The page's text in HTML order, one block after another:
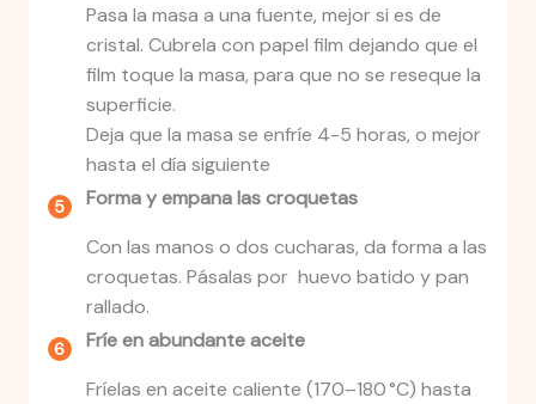
Pasa la masa a una fuente, mejor si es de
cristal. Cubrela con papel film dejando que el
film toque la masa, para que no se reseque la
superficie.
Deja que la masa se enfríe 4-5 horas, o mejor
hasta el día siguiente
Forma y empana las croquetas
Con las manos o dos cucharas, da forma a las
croquetas. Pásalas por huevo batido y pan
rallado.
Fríe en abundante aceite
Fríelas en aceite caliente (170–180 °C) hasta